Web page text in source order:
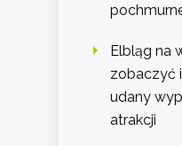
Elbląg na
zobaczyć
udany
atrakcji